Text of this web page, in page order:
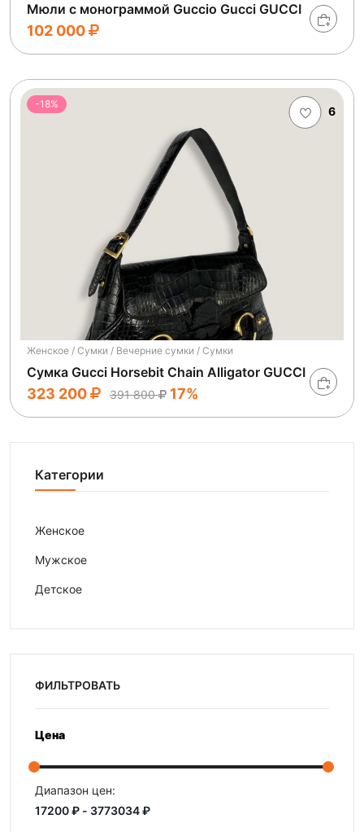
Мюли с монограммой Guccio Gucci GUCCI
102 000
6
-18%
Женское / Сумки / Вечерние сумки / Сумки
Сумка Gucci Horsebit Chain Alligator GUCCI
323 200 391 800 17%
Категории
Женское
Мужское
Детское
ФИЛЬТРОВАТЬ
Цена
Диапазон цен: